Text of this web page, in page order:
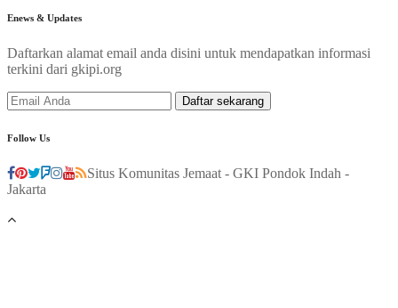
Enews & Updates
Daftarkan alamat email anda disini untuk mendapatkan informasi
terkini dari gkipi.org
Follow Us
Situs Komunitas Jemaat - GKI Pondok Indah -
Jakarta